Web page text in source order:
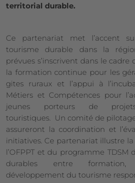
territorial durable.
Ce partenariat met l’accent
tourisme durable dans la
prévues s’inscrivent dans le
la formation continue pour les
gites ruraux et l’appui à
Métiers et Compétences pour
jeunes porteurs de projets
touristiques. Un comité de
assureront la coordination et
initiatives. Ce partenariat illustre
l’OFPPT et du programme TDSM
durables entre
développement du tourisme